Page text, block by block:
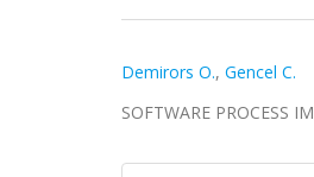
Demirors O., Gencel C.
SOFTWARE PROCESS